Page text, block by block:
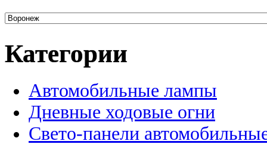
Категории
Автомобильные лампы
Дневные ходовые огни
Свето-панели